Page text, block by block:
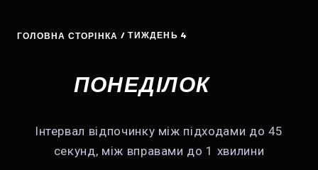
ПОНЕДІЛОК
ГОЛОВНА СТОРІНКА / ТИЖДЕНЬ 4
Інтервал відпочинку між підходами до 45
секунд, між вправами до 1 хвилини